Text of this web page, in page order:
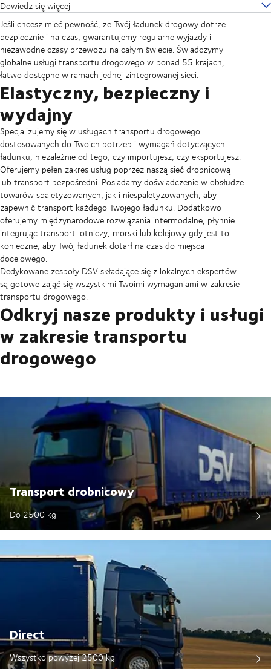
Dowiedz się więcej
Jeśli chcesz mieć pewność, że Twój ładunek drogowy dotrze
bezpiecznie i na czas, gwarantujemy regularne wyjazdy i
niezawodne czasy przewozu na całym świecie. Świadczymy
globalne usługi transportu drogowego w ponad 55 krajach,
łatwo dostępne w ramach jednej zintegrowanej sieci.
Elastyczny, bezpieczny i
wydajny
Specjalizujemy się w usługach transportu drogowego
dostosowanych do Twoich potrzeb i wymagań dotyczących
ładunku, niezależnie od tego, czy importujesz, czy eksportujesz.
Oferujemy pełen zakres usług poprzez naszą sieć drobnicową
lub transport bezpośredni. Posiadamy doświadczenie w obsłudze
towarów spaletyzowanych, jak i niespaletyzowanych, aby
zapewnić transport każdego Twojego ładunku. Dodatkowo
oferujemy międzynarodowe rozwiązania intermodalne, płynnie
integrując transport lotniczy, morski lub kolejowy gdy jest to
konieczne, aby Twój ładunek dotarł na czas do miejsca
docelowego.
Dedykowane zespoły DSV składające się z lokalnych ekspertów
są gotowe zająć się wszystkimi Twoimi wymaganiami w zakresie
transportu drogowego.
Odkryj nasze produkty i usługi
w zakresie transportu
drogowego
Transport drobnicowy
Do 2500 kg​
Direct
Wszystko powyżej 2500 kg​